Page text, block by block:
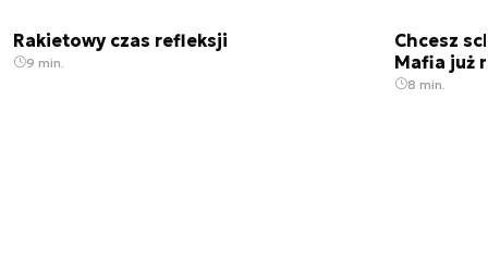
Rakietowy czas refleksji
9 min.
Chcesz
Mafia już
8 min.